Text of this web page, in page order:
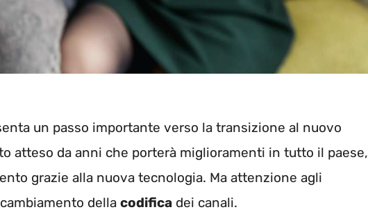
un passo importante verso la transizione al nuovo
atteso da anni che porterà miglioramenti in tutto il paese,
grazie alla nuova tecnologia. Ma attenzione agli
della codifica dei canali.